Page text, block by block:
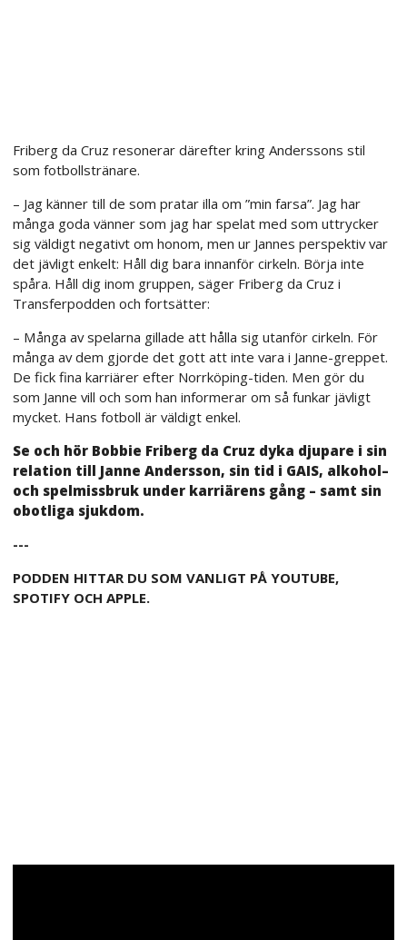
Friberg da Cruz resonerar därefter kring Anderssons stil
som fotbollstränare.
– Jag känner till de som pratar illa om ”min farsa”. Jag har
många goda vänner som jag har spelat med som uttrycker
sig väldigt negativt om honom, men ur Jannes perspektiv var
det jävligt enkelt: Håll dig bara innanför cirkeln. Börja inte
spåra. Håll dig inom gruppen, säger Friberg da Cruz i
Transferpodden och fortsätter:
– Många av spelarna gillade att hålla sig utanför cirkeln. För
många av dem gjorde det gott att inte vara i Janne-greppet.
De fick fina karriärer efter Norrköping-tiden. Men gör du
som Janne vill och som han informerar om så funkar jävligt
mycket. Hans fotboll är väldigt enkel.
Se och hör Bobbie Friberg da Cruz dyka djupare i sin
relation till Janne Andersson, sin tid i GAIS, alkohol–
och spelmissbruk under karriärens gång – samt sin
obotliga sjukdom.
---
PODDEN HITTAR DU SOM VANLIGT PÅ YOUTUBE,
SPOTIFY OCH APPLE.